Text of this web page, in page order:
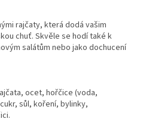
rajčaty, která dodá vašim
chuť. Skvěle se hodí také k
salátům nebo jako dochucení
ocet, hořčice (voda,
sůl, koření, bylinky,